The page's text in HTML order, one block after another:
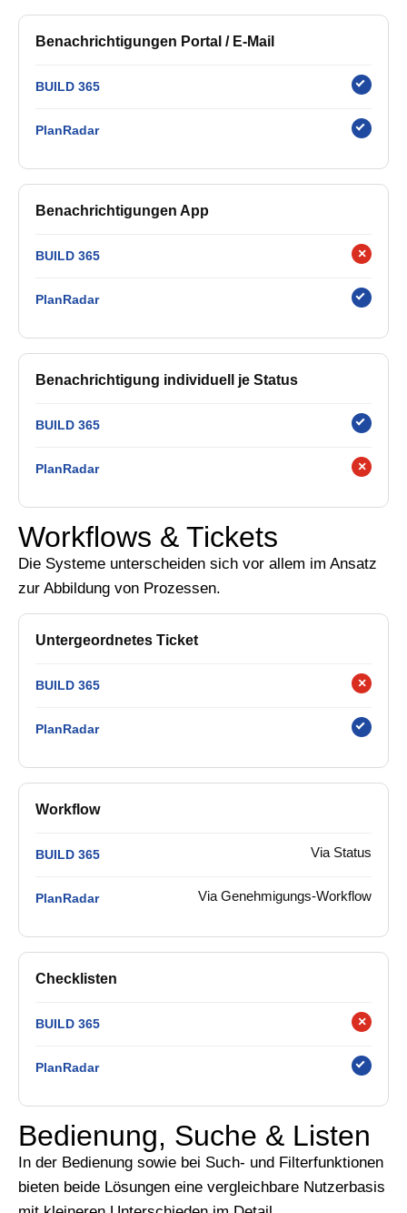
Benachrichtigungen Portal / E-Mail
BUILD 365
PlanRadar
Benachrichtigungen App
BUILD 365 ×
PlanRadar
Benachrichtigung individuell je Status
BUILD 365
PlanRadar ×
Workflows & Tickets
Die Systeme unterscheiden sich vor allem im Ansatz
zur Abbildung von Prozessen.
Untergeordnetes Ticket
BUILD 365 ×
PlanRadar
Workflow
BUILD 365 Via Status
PlanRadar Via Genehmigungs-Workflow
Checklisten
BUILD 365 ×
PlanRadar
Bedienung, Suche & Listen
In der Bedienung sowie bei Such- und Filterfunktionen
bieten beide Lösungen eine vergleichbare Nutzerbasis